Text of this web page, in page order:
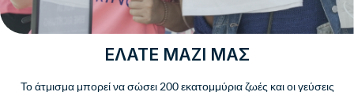
ΕΛΆΤΕ ΜΑΖΊ ΜΑΣ
Το άτμισμα μπορεί να σώσει 200 ​​εκατομμύρια ζωές και οι γεύσεις